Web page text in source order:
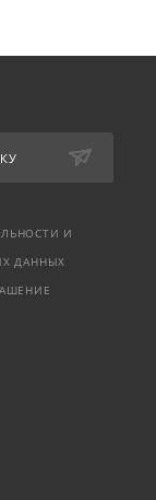
И
ДАННЫХ